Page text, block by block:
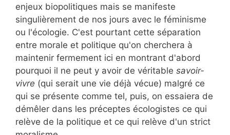
enjeux biopolitiques mais se manifeste
singulièrement de nos jours avec le féminisme
ou l'écologie. C'est pourtant cette séparation
entre morale et politique qu'on cherchera à
maintenir fermement ici en montrant d'abord
pourquoi il ne peut y avoir de véritable savoir-
vivre (qui serait une vie déjà vécue) malgré ce
qui se présente comme tel, puis, on essaiera de
démêler dans les préceptes écologistes ce qui
relève de la politique et ce qui relève d'un strict